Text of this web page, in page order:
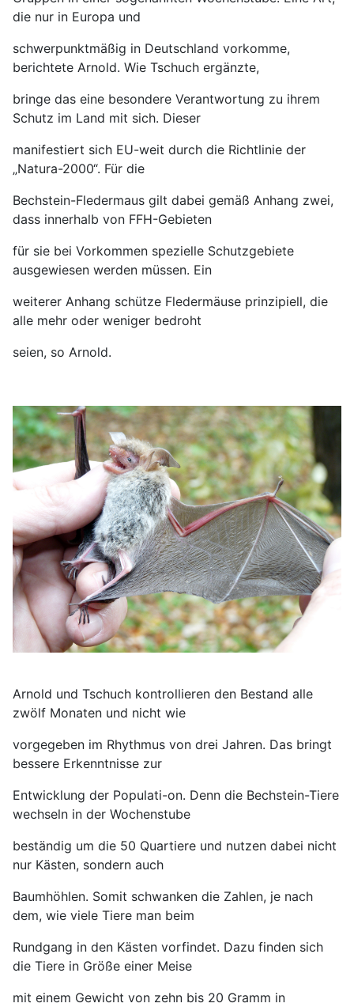
die nur in Europa und
schwerpunktmäßig in Deutschland vorkomme,
berichtete Arnold. Wie Tschuch ergänzte,
bringe das eine besondere Verantwortung zu ihrem
Schutz im Land mit sich. Dieser
manifestiert sich EU-weit durch die Richtlinie der
„Natura-2000“. Für die
Bechstein-Fledermaus gilt dabei gemäß Anhang zwei,
dass innerhalb von FFH-Gebieten
für sie bei Vorkommen spezielle Schutzgebiete
ausgewiesen werden müssen. Ein
weiterer Anhang schütze Fledermäuse prinzipiell, die
alle mehr oder weniger bedroht
seien, so Arnold.
Arnold und Tschuch kontrollieren den Bestand alle
zwölf Monaten und nicht wie
vorgegeben im Rhythmus von drei Jahren. Das bringt
bessere Erkenntnisse zur
Entwicklung der Populati-on. Denn die Bechstein-Tiere
wechseln in der Wochenstube
beständig um die 50 Quartiere und nutzen dabei nicht
nur Kästen, sondern auch
Baumhöhlen. Somit schwanken die Zahlen, je nach
dem, wie viele Tiere man beim
Rundgang in den Kästen vorfindet. Dazu finden sich
die Tiere in Größe einer Meise
mit einem Gewicht von zehn bis 20 Gramm in